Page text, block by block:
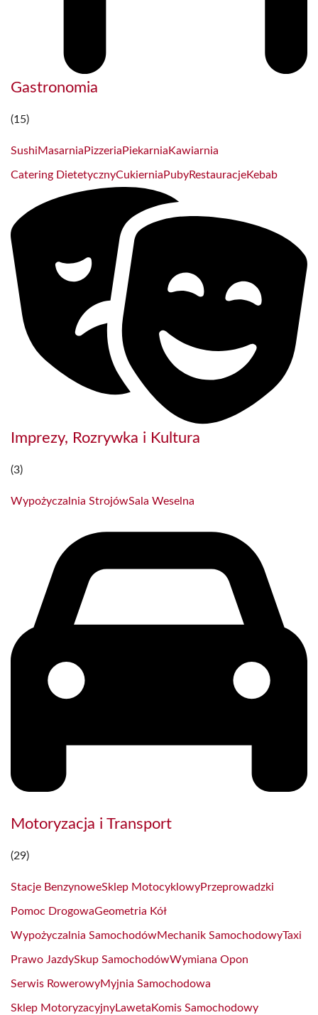
Gastronomia
(15)
SushiMasarnia Pizzeria Piekarnia Kawiarnia
Catering DietetycznyCukiernia PubyRestauracjeKebab
Imprezy, Rozrywka i Kultura
(3)
Wypożyczalnia StrojówSala Weselna
Motoryzacja i Transport
(29)
Stacje BenzynoweSklep MotocyklowyPrzeprowadzki
Pomoc DrogowaGeometria Kół
Wypożyczalnia SamochodówMechanik SamochodowyTaxi
Prawo JazdySkup SamochodówWymiana Opon
Serwis RowerowyMyjnia Samochodowa
Sklep MotoryzacyjnyLaweta Komis Samochodowy